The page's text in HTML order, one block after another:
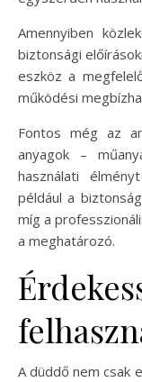
Amennyiben
biztonsági
eszköz a
működési
Fontos még az
anyagok –
használati
például a
míg a
a meghatározó.
A düddő nem csak